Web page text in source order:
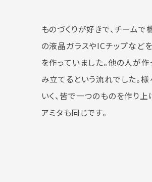
ものづくりが好きで、チーム
の液晶ガラスやICチップなど
を作っていました。他の人が
み立てるという流れでした。
いく、皆で一つのものを作り
アミタも同じです。